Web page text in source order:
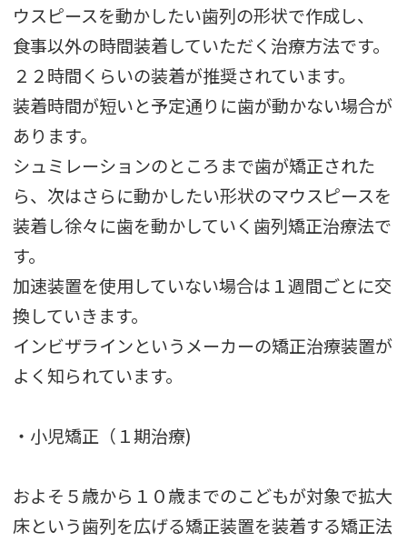
ウスピースを動かしたい歯列の形状で作成し、
食事以外の時間装着していただく治療方法です。
２２時間くらいの装着が推奨されています。
装着時間が短いと予定通りに歯が動かない場合が
あります。
シュミレーションのところまで歯が矯正された
ら、次はさらに動かしたい形状のマウスピースを
装着し徐々に歯を動かしていく歯列矯正治療法で
す。
加速装置を使用していない場合は１週間ごとに交
換していきます。
インビザラインというメーカーの矯正治療装置が
よく知られています。
・小児矯正（１期治療)
およそ５歳から１０歳までのこどもが対象で拡大
床という歯列を広げる矯正装置を装着する矯正法